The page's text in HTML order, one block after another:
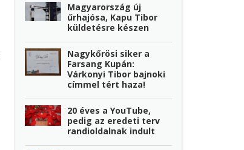
Magyarország új
űrhajósa, Kapu Tibor
küldetésre készen
Nagykőrösi siker a
Farsang Kupán:
Várkonyi Tibor bajnoki
címmel tért haza!
20 éves a YouTube,
pedig az eredeti terv
randioldalnak indult